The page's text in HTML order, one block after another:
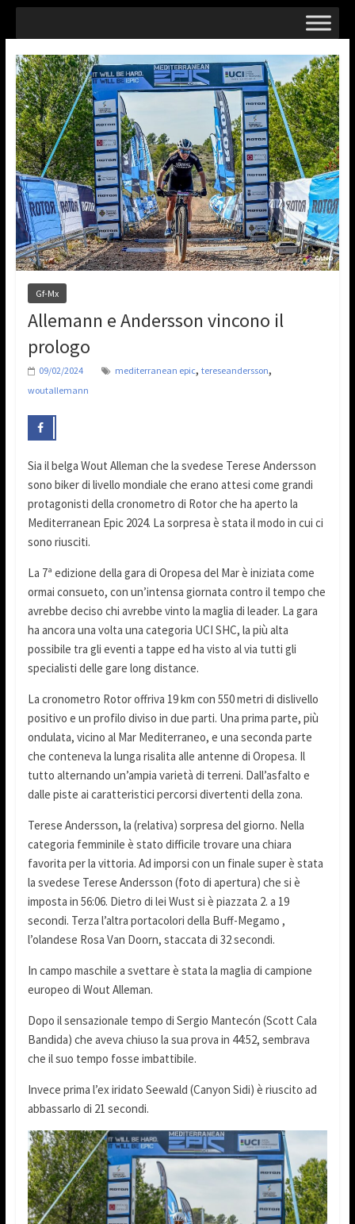
Gf-Mx
Allemann e Andersson vincono il
prologo
09/02/2024 mediterranean epic, tereseandersson,
woutallemann
Sia il belga Wout Alleman che la svedese Terese Andersson
sono biker di livello mondiale che erano attesi come grandi
protagonisti della cronometro di Rotor che ha aperto la
Mediterranean Epic 2024. La sorpresa è stata il modo in cui ci
sono riusciti.
La 7ª edizione della gara di Oropesa del Mar è iniziata come
ormai consueto, con un’intensa giornata contro il tempo che
avrebbe deciso chi avrebbe vinto la maglia di leader. La gara
ha ancora una volta una categoria UCI SHC, la più alta
possibile tra gli eventi a tappe ed ha visto al via tutti gli
specialisti delle gare long distance.
La cronometro Rotor offriva 19 km con 550 metri di dislivello
positivo e un profilo diviso in due parti. Una prima parte, più
ondulata, vicino al Mar Mediterraneo, e una seconda parte
che conteneva la lunga risalita alle antenne di Oropesa. Il
tutto alternando un’ampia varietà di terreni. Dall’asfalto e
dalle piste ai caratteristici percorsi divertenti della zona.
Terese Andersson, la (relativa) sorpresa del giorno. Nella
categoria femminile è stato difficile trovare una chiara
favorita per la vittoria. Ad imporsi con un finale super è stata
la svedese Terese Andersson (foto di apertura) che si è
imposta in 56:06. Dietro di lei Wust si è piazzata 2. a 19
secondi. Terza l’altra portacolori della Buff-Megamo ,
l’olandese Rosa Van Doorn, staccata di 32 secondi.
In campo maschile a svettare è stata la maglia di campione
europeo di Wout Alleman.
Dopo il sensazionale tempo di Sergio Mantecón (Scott Cala
Bandida) che aveva chiuso la sua prova in 44:52, sembrava
che il suo tempo fosse imbattibile.
Invece prima l’ex iridato Seewald (Canyon Sidi) è riuscito ad
abbassarlo di 21 secondi.